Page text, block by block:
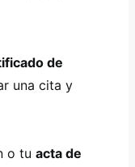
de
una cita y
o tu acta de